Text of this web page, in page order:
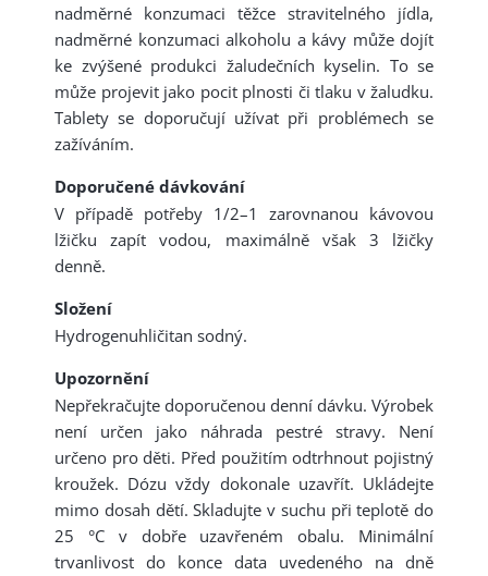
nadměrné konzumaci těžce stravitelného jídla,
nadměrné konzumaci alkoholu a kávy může dojít
ke zvýšené produkci žaludečních kyselin. To se
může projevit jako pocit plnosti či tlaku v žaludku.
Tablety se doporučují užívat při problémech se
zažíváním.
Doporučené dávkování
V případě potřeby 1/2–1 zarovnanou kávovou
lžičku zapít vodou, maximálně však 3 lžičky
denně.
Složení
Hydrogenuhličitan sodný.
Upozornění
Nepřekračujte doporučenou denní dávku. Výrobek
není určen jako náhrada pestré stravy. Není
určeno pro děti. Před použitím odtrhnout pojistný
kroužek. Dózu vždy dokonale uzavřít. Ukládejte
mimo dosah dětí. Skladujte v suchu při teplotě do
25 °C v dobře uzavřeném obalu. Minimální
trvanlivost do konce data uvedeného na dně